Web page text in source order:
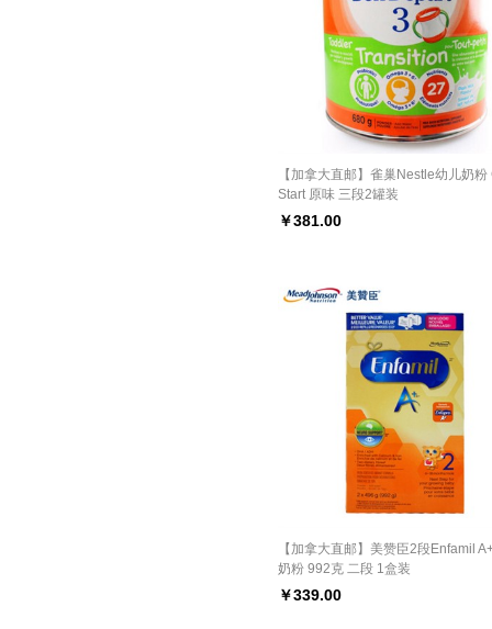
【加拿大直邮】雀巢Nestle幼儿奶粉
Start 原味 三段2罐装
￥381.00
【加拿大直邮】美赞臣2段Enfamil
奶粉 992克 二段 1盒装
￥339.00